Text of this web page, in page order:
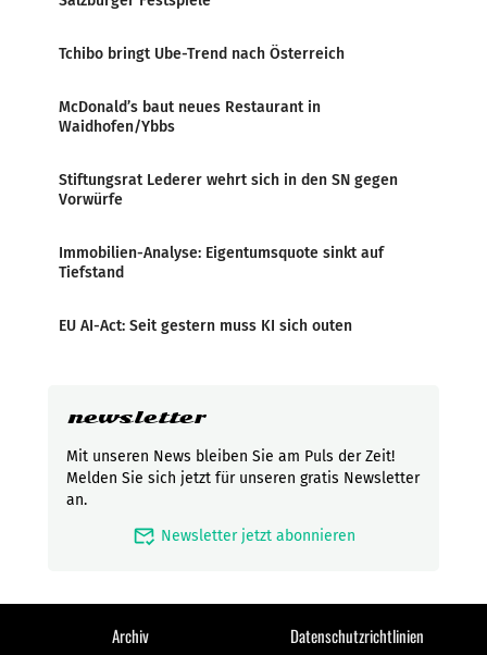
Tchibo bringt Ube-Trend nach Österreich
McDonald’s baut neues Restaurant in
Waidhofen/Ybbs
Stiftungsrat Lederer wehrt sich in den SN gegen
Vorwürfe
Immobilien-Analyse: Eigentumsquote sinkt auf
Tiefstand
EU AI-Act: Seit gestern muss KI sich outen
newsletter
Mit unseren News bleiben Sie am Puls der Zeit!
Melden Sie sich jetzt für unseren gratis Newsletter
an.
mark_email_read Newsletter jetzt abonnieren
Archiv Datenschutzrichtlinien